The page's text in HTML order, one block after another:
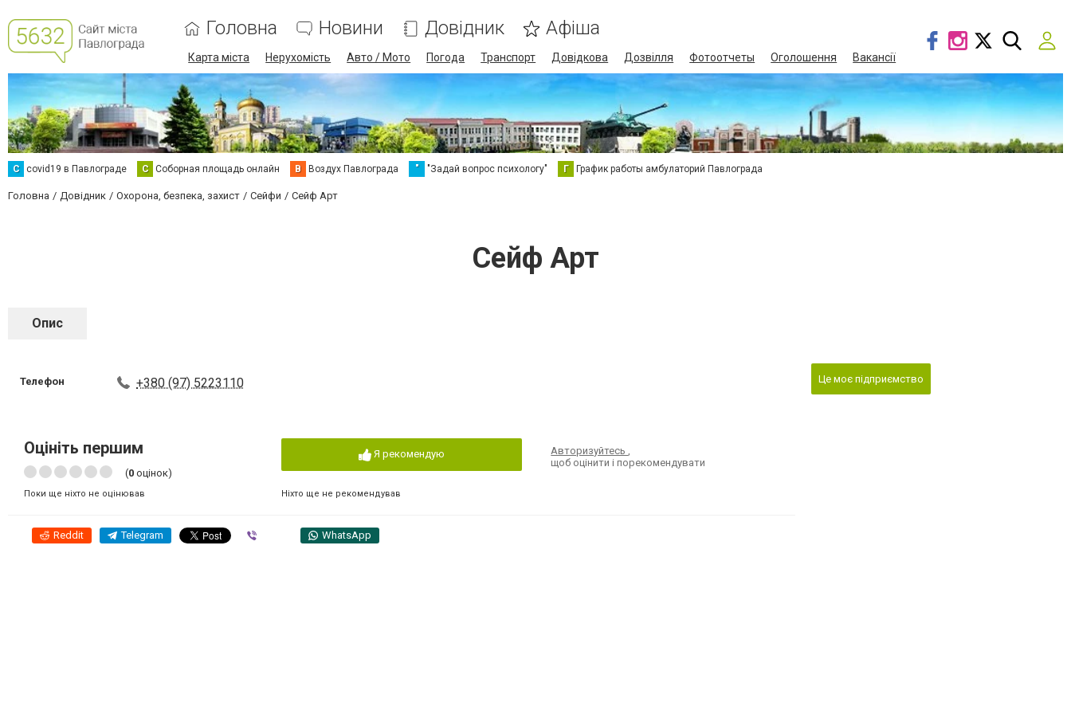
Головна Новини Довідник Афіша
Карта міста Нерухомість Авто / Мото Погода Транспорт Довідкова Дозвілля Фотоотчеты Оголошення Вакансії
C covid19 в Павлограде С Соборная площадь онлайн В Воздух Павлограда " "Задай вопрос психологу" Г График работы амбулаторий Павлограда
Головна Довідник Охорона, безпека, захист Сейфи Сейф Арт
Сейф Арт
Опис
Телефон +380 (97) 5223110
Оцініть першим
(0 оцінок)
Поки ще ніхто не оцінював
Я рекомендую
Ніхто ще не рекомендував
Авторизуйтесь,
щоб оцінити і порекомендувати
Reddit Telegram WhatsApp
Це моє підприємство